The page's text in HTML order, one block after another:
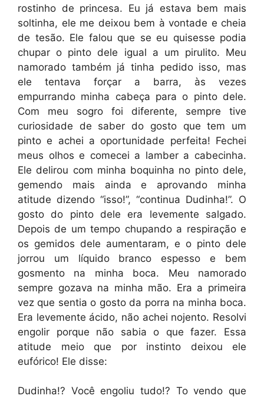
rostinho de princesa. Eu já estava bem mais
soltinha, ele me deixou bem à vontade e cheia
de tesão. Ele falou que se eu quisesse podia
chupar o pinto dele igual a um pirulito. Meu
namorado também já tinha pedido isso, mas
ele tentava forçar a barra, às vezes
empurrando minha cabeça para o pinto dele.
Com meu sogro foi diferente, sempre tive
curiosidade de saber do gosto que tem um
pinto e achei a oportunidade perfeita! Fechei
meus olhos e comecei a lamber a cabecinha.
Ele delirou com minha boquinha no pinto dele,
gemendo mais ainda e aprovando minha
atitude dizendo “isso!”, “continua Dudinha!”. O
gosto do pinto dele era levemente salgado.
Depois de um tempo chupando a respiração e
os gemidos dele aumentaram, e o pinto dele
jorrou um líquido branco espesso e bem
gosmento na minha boca. Meu namorado
sempre gozava na minha mão. Era a primeira
vez que sentia o gosto da porra na minha boca.
Era levemente ácido, não achei nojento. Resolvi
engolir porque não sabia o que fazer. Essa
atitude meio que por instinto deixou ele
eufórico! Ele disse:
Dudinha!? Você engoliu tudo!? To vendo que